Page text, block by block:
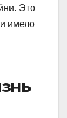
Это
имело